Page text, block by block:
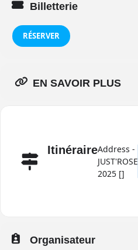
Billetterie
RÉSERVER
EN SAVOIR PLUS
ItinéraireAddress -
JUST'ROSE
2025 []
Organisateur